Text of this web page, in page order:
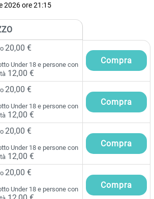
2026 ore 21:15
20,00 €
Under 18 e persone con
12,00 €
20,00 €
Under 18 e persone con
12,00 €
20,00 €
Under 18 e persone con
12,00 €
20,00 €
Under 18 e persone con